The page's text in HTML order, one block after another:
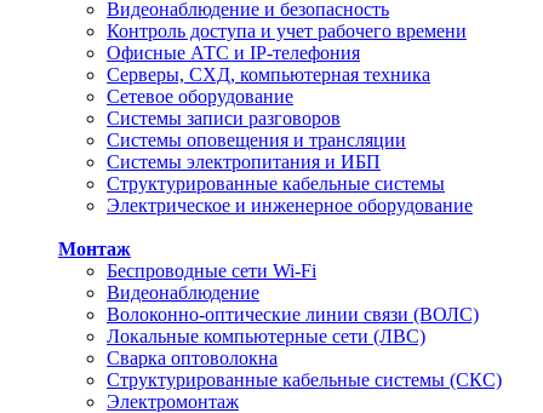
Видеонаблюдение и безопасность
Контроль доступа и учет рабочего времени
Офисные АТС и IP-телефония
Серверы, СХД, компьютерная техника
Сетевое оборудование
Системы записи разговоров
Системы оповещения и трансляции
Системы электропитания и ИБП
Структурированные кабельные системы
Электрическое и инженерное оборудование
Монтаж
Беспроводные сети Wi-Fi
Видеонаблюдение
Волоконно-оптические линии связи (ВОЛС)
Локальные компьютерные сети (ЛВС)
Сварка оптоволокна
Структурированные кабельные системы (СКС)
Электромонтаж